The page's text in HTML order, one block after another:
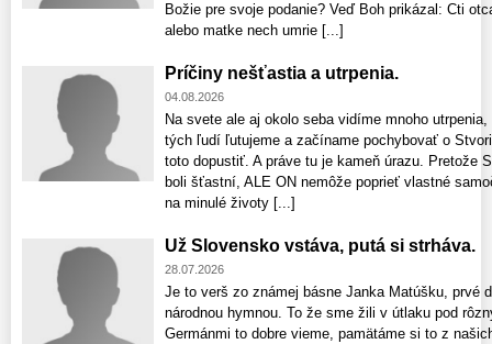
Božie pre svoje podanie? Veď Boh prikázal: Cti
alebo matke nech umrie [...]
Príčiny nešťastia a utrpenia.
04.08.2026
Na svete ale aj okolo seba vidíme mnoho
tých ľudí ľutujeme a začíname pochybovať o
toto dopustiť. A práve tu je kameň úrazu. Pretože
boli šťastní, ALE ON nemôže poprieť vlastné
na minulé životy [...]
Už Slovensko vstáva, putá si strháva.
28.07.2026
Je to verš zo známej básne Janka Matúšku, prvé
národnou hymnou. To že sme žili v útlaku pod
Germánmi to dobre vieme, pamätáme si to z